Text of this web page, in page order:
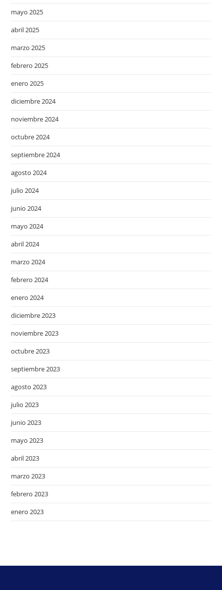
mayo 2025
abril 2025
marzo 2025
febrero 2025
enero 2025
diciembre 2024
noviembre 2024
octubre 2024
septiembre 2024
agosto 2024
julio 2024
junio 2024
mayo 2024
abril 2024
marzo 2024
febrero 2024
enero 2024
diciembre 2023
noviembre 2023
octubre 2023
septiembre 2023
agosto 2023
julio 2023
junio 2023
mayo 2023
abril 2023
marzo 2023
febrero 2023
enero 2023